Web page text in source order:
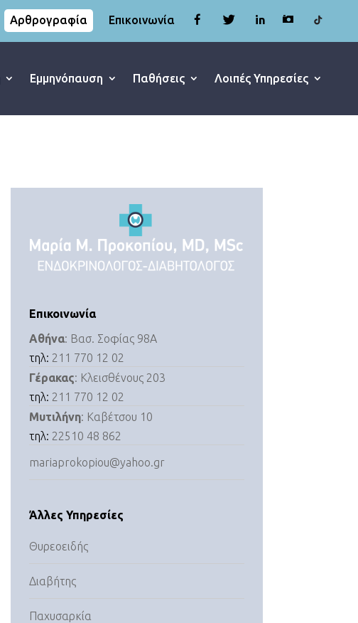
Αρθρογραφία Επικοινωνία in
Εμμηνόπαυση Παθήσεις Λοιπές Υπηρεσίες
Επικοινωνία
Αθήνα: Βασ. Σοφίας 98Α
τηλ: 211 770 12 02
Γέρακας: Κλεισθένους 203
τηλ: 211 770 12 02
Μυτιλήνη: Καβέτσου 10
τηλ: 22510 48 862
mariaprokopiou@yahoo.gr
Άλλες Υπηρεσίες
Θυρεοειδής
Διαβήτης
Παχυσαρκία